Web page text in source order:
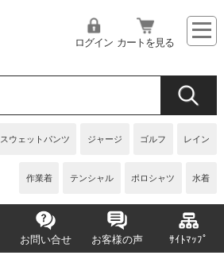
スウェットパンツ ジャージ ゴルフ レイン
作業着 テンシャル ポロシャツ 水着
ログイン カートを見る
お問い合せ お客様の声 ｻｲﾄﾏｯﾌﾟ